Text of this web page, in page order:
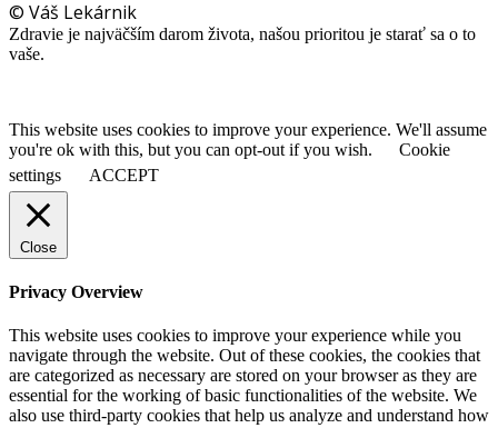
© Váš Lekárnik
Zdravie je najväčším darom života, našou prioritou je starať sa o to
vaše.
This website uses cookies to improve your experience. We'll assume
you're ok with this, but you can opt-out if you wish.
Cookie
settings
ACCEPT
Close
Privacy Overview
This website uses cookies to improve your experience while you
navigate through the website. Out of these cookies, the cookies that
are categorized as necessary are stored on your browser as they are
essential for the working of basic functionalities of the website. We
also use third-party cookies that help us analyze and understand how